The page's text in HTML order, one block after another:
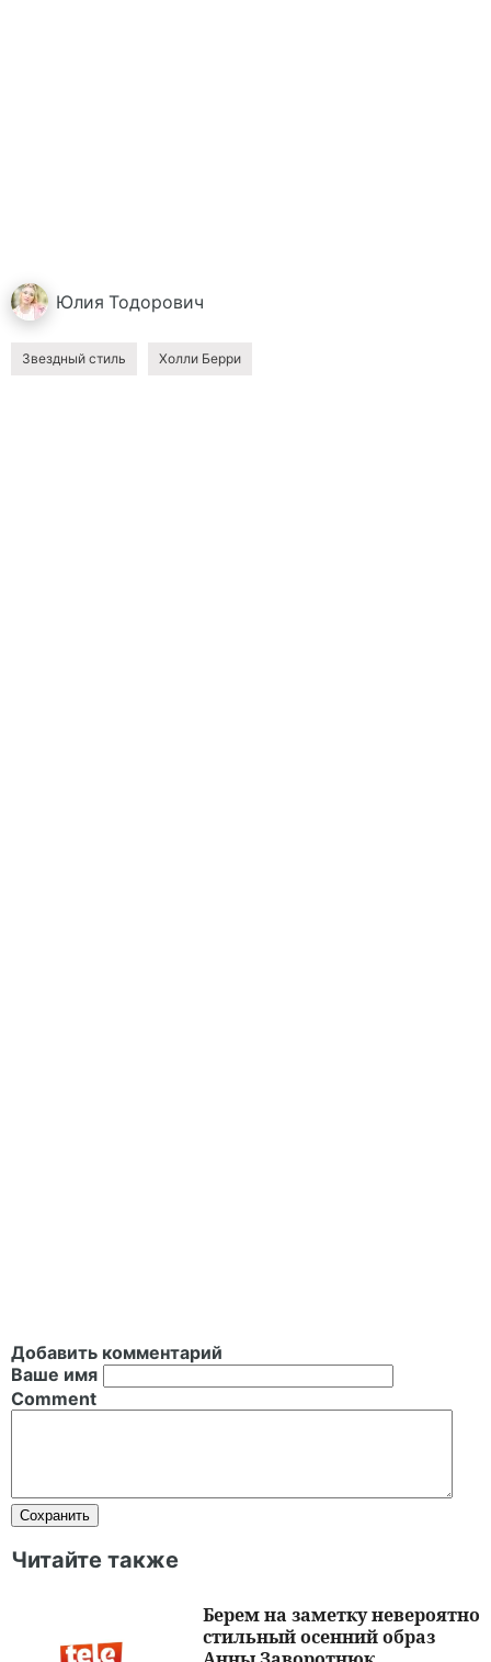
Юлия Тодорович
Звездный стиль Холли Берри
Добавить комментарий
Ваше имя
Comment
Читайте также
Берем на заметку невероятно
стильный осенний образ